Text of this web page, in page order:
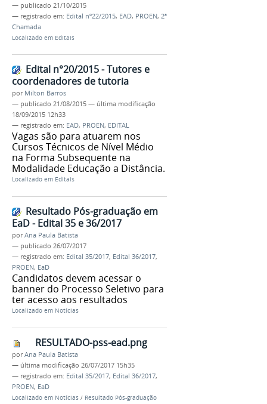
— publicado 21/10/2015
— registrado em: Edital nº22/2015, EAD, PROEN, 2ª
Chamada
Localizado em Editais
Edital n°20/2015 - Tutores e
coordenadores de tutoria
por Milton Barros
— publicado 21/08/2015 — última modificação
18/09/2015 12h33
— registrado em: EAD, PROEN, EDITAL
Vagas são para atuarem nos
Cursos Técnicos de Nível Médio
na Forma Subsequente na
Modalidade Educação a Distância.
Localizado em Editais
Resultado Pós-graduação em
EaD - Edital 35 e 36/2017
porAna Paula Batista
— publicado 26/07/2017
— registrado em: Edital 35/2017, Edital 36/2017,
PROEN, EaD
Candidatos devem acessar o
banner do Processo Seletivo para
ter acesso aos resultados
Localizado em Notícias
RESULTADO-pss-ead.png
porAna Paula Batista
— última modificação 26/07/2017 15h35
— registrado em: Edital 35/2017, Edital 36/2017,
PROEN, EaD
Localizado em Notícias / Resultado Pós-graduação